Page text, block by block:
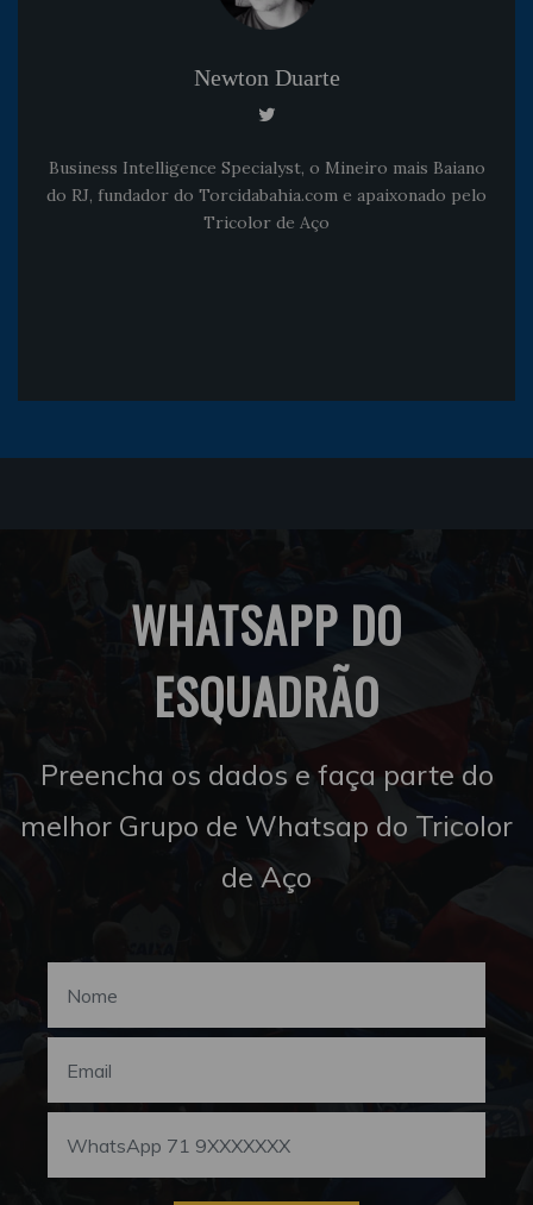
Newton Duarte
Business Intelligence Specialyst, o Mineiro mais Baiano
do RJ, fundador do Torcidabahia.com e apaixonado pelo
Tricolor de Aço
WHATSAPP DO
ESQUADRÃO
Preencha os dados e faça parte do
melhor Grupo de Whatsap do Tricolor
de Aço